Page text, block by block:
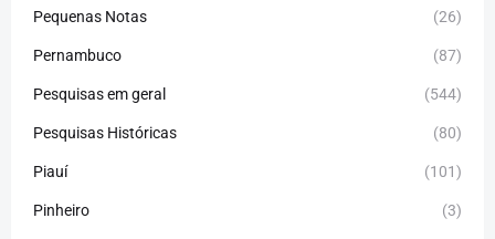
Pequenas Notas (26)
Pernambuco (87)
Pesquisas em geral (544)
Pesquisas Históricas (80)
Piauí (101)
Pinheiro (3)